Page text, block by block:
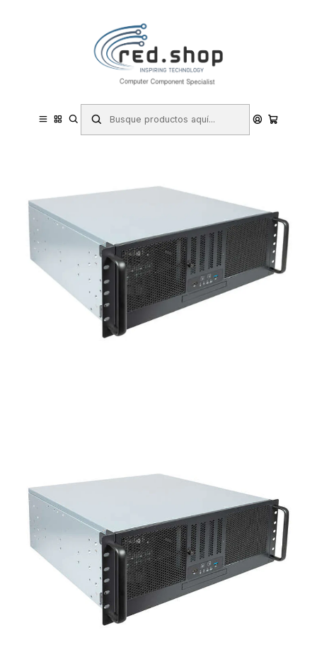
Haga Click Aqui
Componentes e Integración
Unykach UK4329 Caja Rack 4U 19" - Tamaños de Disco Soportados
3.5", 2.5" - Bahia ODD - Filtro Antipolvo - USB-A 3.2, USB-C - Color